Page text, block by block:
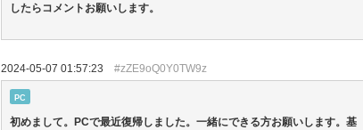
したらコメントお願いします。
2024-05-07 01:57:23 #zZE9oQ0Y0TW9z
PC
初めまして。PCで最近復帰しました。一緒にできる方お願いします。基